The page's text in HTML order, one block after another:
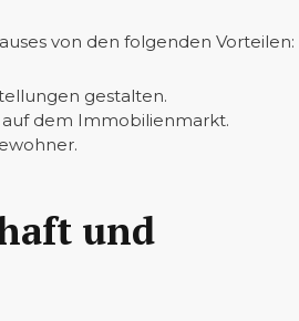
von den folgenden Vorteilen:
gestalten.
dem Immobilienmarkt.
und